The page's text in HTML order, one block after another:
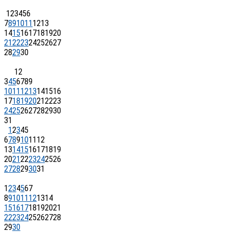
123456
7891011 1213
14151617181920
21222324252627
282930
12
3456789
1011 1213141516
17181920212223
24252627282930
31
12345
67891011 12
13141516171819
20212223242526
2728293031
1234567
891011 121314
15161718192021
22232425262728
2930